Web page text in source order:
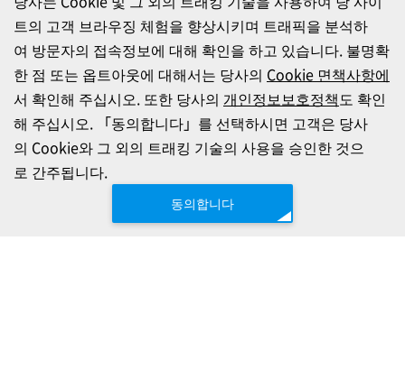
트의 고객 브라우징 체험을 향상시키며 트래픽을 분석하
여 방문자의 접속정보에 대해 확인을 하고 있습니다. 불명확
한 점 또는 옵트아웃에 대해서는 당사의 Cookie 면책사항에
서 확인해 주십시오. 또한 당사의 개인정보보호정책도 확인
해 주십시오. 「동의합니다」를 선택하시면 고객은 당사
의 Cookie와 그 외의 트래킹 기술의 사용을 승인한 것으
로 간주됩니다.
동의합니다